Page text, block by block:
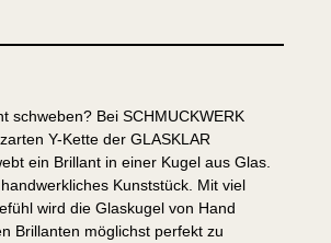
schweben? Bei SCHMUCKWERK
Y-Kette der GLASKLAR
ein Brillant in einer Kugel aus Glas.
Kunststück. Mit viel
wird die Glaskugel von Hand
Brillanten möglichst perfekt zu